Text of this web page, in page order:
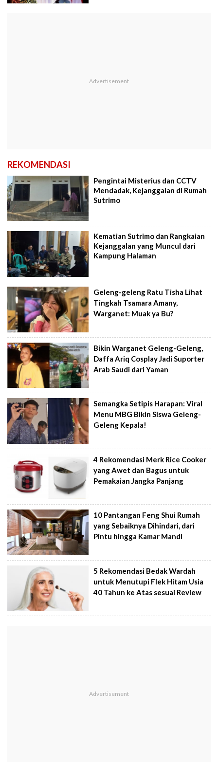
REKOMENDASI
Pengintai Misterius dan CCTV
Mendadak, Kejanggalan di Rumah
Sutrimo
Kematian Sutrimo dan Rangkaian
Kejanggalan yang Muncul dari
Kampung Halaman
Geleng-geleng Ratu Tisha Lihat
Tingkah Tsamara Amany,
Warganet: Muak ya Bu?
Bikin Warganet Geleng-Geleng,
Daffa Ariq Cosplay Jadi Suporter
Arab Saudi dari Yaman
Semangka Setipis Harapan: Viral
Menu MBG Bikin Siswa Geleng-
Geleng Kepala!
4 Rekomendasi Merk Rice Cooker
yang Awet dan Bagus untuk
Pemakaian Jangka Panjang
10 Pantangan Feng Shui Rumah
yang Sebaiknya Dihindari, dari
Pintu hingga Kamar Mandi
5 Rekomendasi Bedak Wardah
untuk Menutupi Flek Hitam Usia
40 Tahun ke Atas sesuai Review